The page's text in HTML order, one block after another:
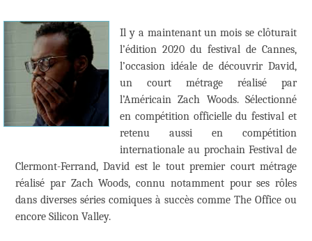
Il y a maintenant un mois se clôturait
l’édition 2020 du festival de Cannes,
l’occasion idéale de découvrir David,
un court métrage réalisé par
l’Américain Zach Woods. Sélectionné
en compétition officielle du festival et
retenu aussi en compétition
internationale au prochain Festival de
Clermont-Ferrand, David est le tout premier court métrage
réalisé par Zach Woods, connu notamment pour ses rôles
dans diverses séries comiques à succès comme The Office ou
encore Silicon Valley.